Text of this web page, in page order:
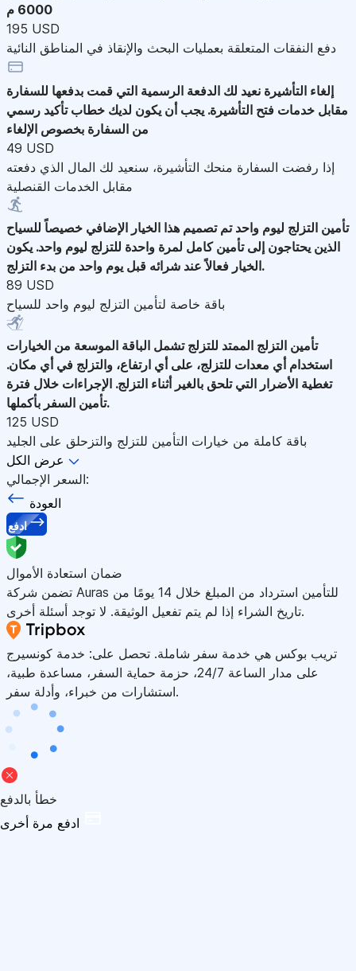
6000 م
195 USD
دفع النفقات المتعلقة بعمليات البحث والإنقاذ في المناطق النائية
إلغاء التأشيرة نعيد لك الدفعة الرسمية التي قمت بدفعها للسفارة
مقابل خدمات فتح التأشيرة. يجب أن يكون لديك خطاب تأكيد رسمي
من السفارة بخصوص الإلغاء
49 USD
إذا رفضت السفارة منحك التأشيرة، سنعيد لك المال الذي دفعته
مقابل الخدمات القنصلية
تأمين التزلج ليوم واحد تم تصميم هذا الخيار الإضافي خصيصاً للسياح
الذين يحتاجون إلى تأمين كامل لمرة واحدة للتزلج ليوم واحد. يكون
الخيار فعالاً عند شرائه قبل يوم واحد من بدء التزلج.
89 USD
باقة خاصة لتأمين التزلج ليوم واحد للسياح
تأمين التزلج الممتد للتزلج تشمل الباقة الموسعة من الخيارات
استخدام أي معدات للتزلج، على أي ارتفاع، والتزلج في أي مكان.
تغطية الأضرار التي تلحق بالغير أثناء التزلج. الإجراءات خلال فترة
تأمين السفر بأكملها.
125 USD
باقة كاملة من خيارات التأمين للتزلج والتزحلق على الجليد
عرض الكل
السعر الإجمالي:
العودة
ادفع
ضمان استعادة الأموال
تضمن شركة Auras للتأمين استرداد من المبلغ خلال 14 يومًا من
تاريخ الشراء إذا لم يتم تفعيل الوثيقة. لا توجد أسئلة أخرى.
تريب بوكس هي خدمة سفر شاملة. تحصل على: خدمة كونسيرج
على مدار الساعة 24/7، حزمة حماية السفر، مساعدة طبية،
استشارات من خبراء، وأدلة سفر.
خطأ بالدفع